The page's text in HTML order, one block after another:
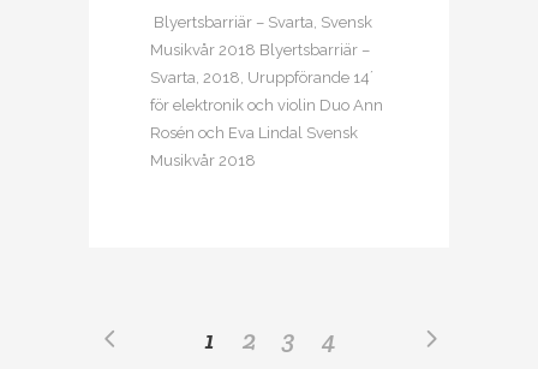
Blyertsbarriär – Svarta, Svensk
Musikvår 2018 Blyertsbarriär –
Svarta, 2018, Uruppförande 14´
för elektronik och violin Duo Ann
Rosén och Eva Lindal Svensk
Musikvår 2018
1 2 3 4